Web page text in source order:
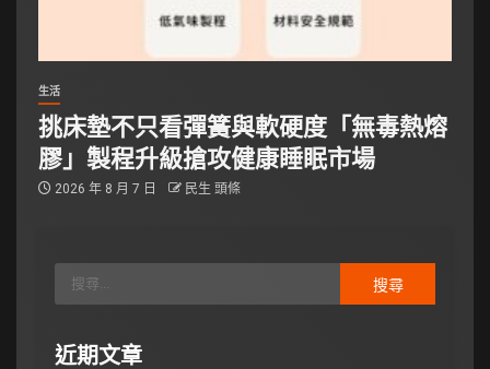
生活
挑床墊不只看彈簧與軟硬度「無毒熱熔
膠」製程升級搶攻健康睡眠市場
2026 年 8 月 7 日 民生 頭條
近期文章